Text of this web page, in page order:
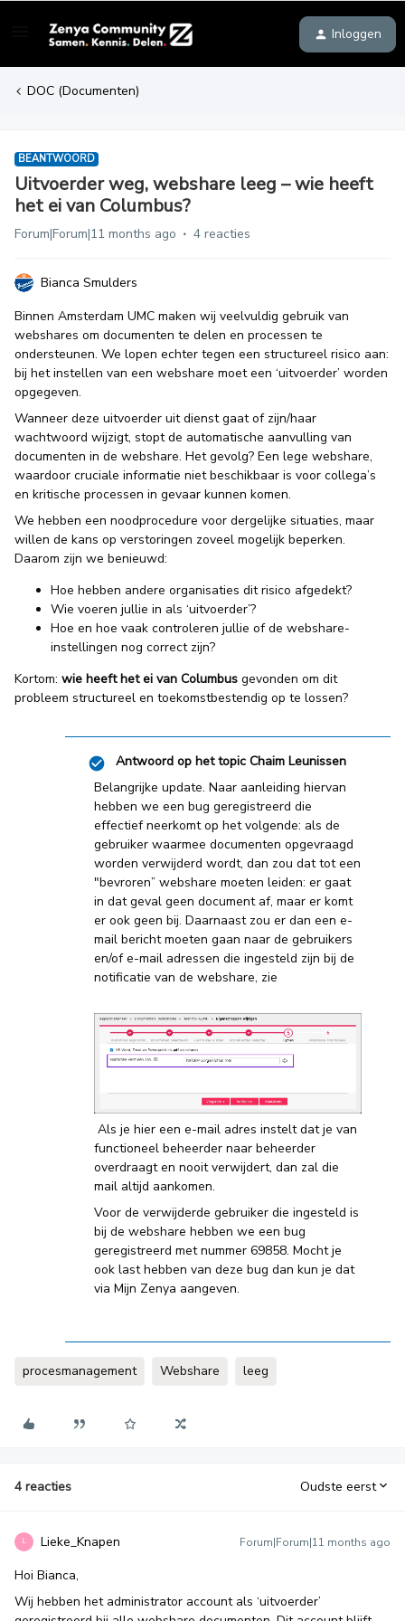
Inloggen
DOC (Documenten)
BEANTWOORD
Uitvoerder weg, webshare leeg – wie heeft
het ei van Columbus?
Forum|Forum|11 months ago 4 reacties
Bianca Smulders
Binnen Amsterdam UMC maken wij veelvuldig gebruik van
webshares om documenten te delen en processen te
ondersteunen. We lopen echter tegen een structureel risico aan:
bij het instellen van een webshare moet een ‘uitvoerder’ worden
opgegeven.
Wanneer deze uitvoerder uit dienst gaat of zijn/haar
wachtwoord wijzigt, stopt de automatische aanvulling van
documenten in de webshare. Het gevolg? Een lege webshare,
waardoor cruciale informatie niet beschikbaar is voor collega’s
en kritische processen in gevaar kunnen komen.
We hebben een noodprocedure voor dergelijke situaties, maar
willen de kans op verstoringen zoveel mogelijk beperken.
Daarom zijn we benieuwd:
Hoe hebben andere organisaties dit risico afgedekt?
Wie voeren jullie in als ‘uitvoerder’?
Hoe en hoe vaak controleren jullie of de webshare-
instellingen nog correct zijn?
Kortom: wie heeft het ei van Columbus gevonden om dit
probleem structureel en toekomstbestendig op te lossen?
Antwoord op het topic Chaim Leunissen
Belangrijke update. Naar aanleiding hiervan
hebben we een bug geregistreerd die
effectief neerkomt op het volgende: als de
gebruiker waarmee documenten opgevraagd
worden verwijderd wordt, dan zou dat tot een
"bevroren” webshare moeten leiden: er gaat
in dat geval geen document af, maar er komt
er ook geen bij. Daarnaast zou er dan een e-
mail bericht moeten gaan naar de gebruikers
en/of e-mail adressen die ingesteld zijn bij de
notificatie van de webshare, zie
Als je hier een e-mail adres instelt dat je van
functioneel beheerder naar beheerder
overdraagt en nooit verwijdert, dan zal die
mail altijd aankomen.
Voor de verwijderde gebruiker die ingesteld is
bij de webshare hebben we een bug
geregistreerd met nummer 69858. Mocht je
ook last hebben van deze bug dan kun je dat
via Mijn Zenya aangeven.
procesmanagement Webshare leeg
4 reacties Oudste eerst
L Lieke_Knapen Forum|Forum|11 months ago
Hoi Bianca,
Wij hebben het administrator account als ‘uitvoerder’